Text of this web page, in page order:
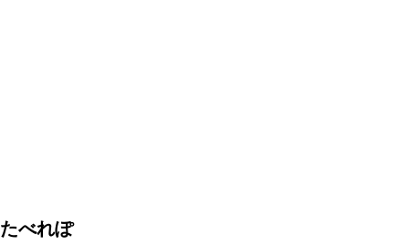
たべれぽ